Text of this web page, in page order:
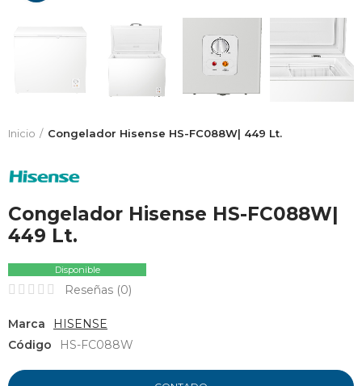
Inicio Congelador Hisense HS-FC088W| 449 Lt.
Congelador Hisense HS-FC088W|
449 Lt.
Disponible
Reseñas (0)
Marca
HISENSE
Código
HS-FC088W